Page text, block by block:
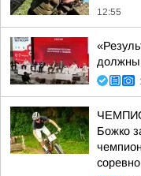
12:55
должны
Божко